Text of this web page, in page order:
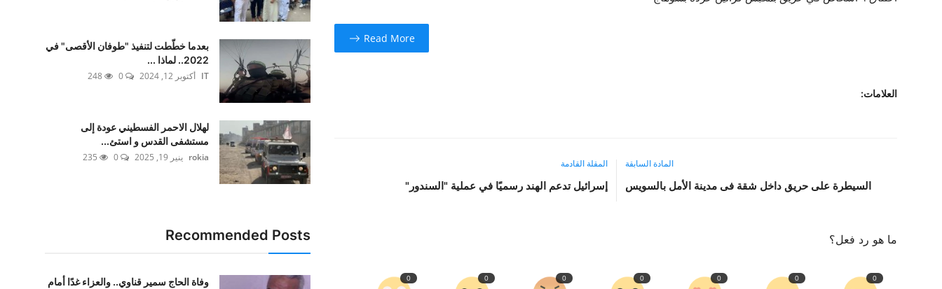
Read More
العلامات:
المادة السابقة
السيطرة على حريق داخل شقة فى مدينة الأمل بالسويس
المقلة القادمة
إسرائيل تدعم الهند رسميًا في عملية "السندور"
ما هو رد فعل؟
0
0
0
0
0
0
0
بعدما خطّطت لتنفيذ "طوفان الأقصى" في
2022.. لماذا ...
IT أكتوبر 12, 2024 0
248
لهلال الاحمر الفسطيني عودة إلى
مستشفى القدس و استئ...
rokia ينير 19, 2025 0
235
Recommended Posts
وفاة الحاج سمير قناوي.. والعزاء غدًا أمام